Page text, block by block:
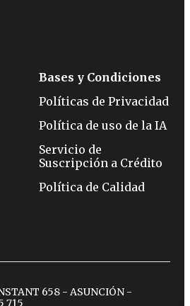
Bases y Condiciones
Políticas de Privacidad
Política de uso de la IA
Servicio de
Suscripción a Crédito
Política de Calidad
658 - ASUNCIÓN -
715